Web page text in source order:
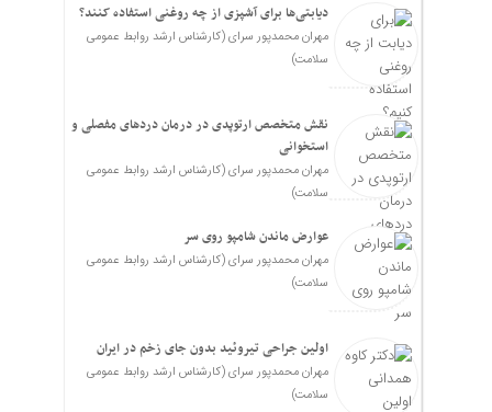
دیابتی‌ها برای آشپزی از چه روغنی استفاده کنند؟
مهران محمدپور سرای (کارشناس ارشد روابط عمومی
سلامت)
نقش متخصص ارتوپدی در درمان دردهای مفصلی و
استخوانی
مهران محمدپور سرای (کارشناس ارشد روابط عمومی
سلامت)
عوارض ماندن شامپو روی سر
مهران محمدپور سرای (کارشناس ارشد روابط عمومی
سلامت)
اولین جراحی تیروئید بدون جای زخم در ایران
مهران محمدپور سرای (کارشناس ارشد روابط عمومی
سلامت)